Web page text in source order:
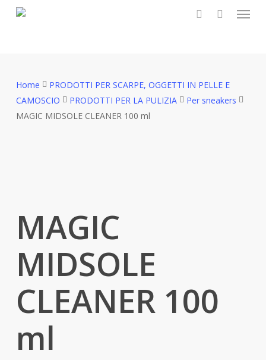
Menu
Home
PRODOTTI PER SCARPE, OGGETTI IN PELLE E
CAMOSCIO
PRODOTTI PER LA PULIZIA
Per sneakers
MAGIC MIDSOLE CLEANER 100 ml
MAGIC
MIDSOLE
CLEANER 100
ml